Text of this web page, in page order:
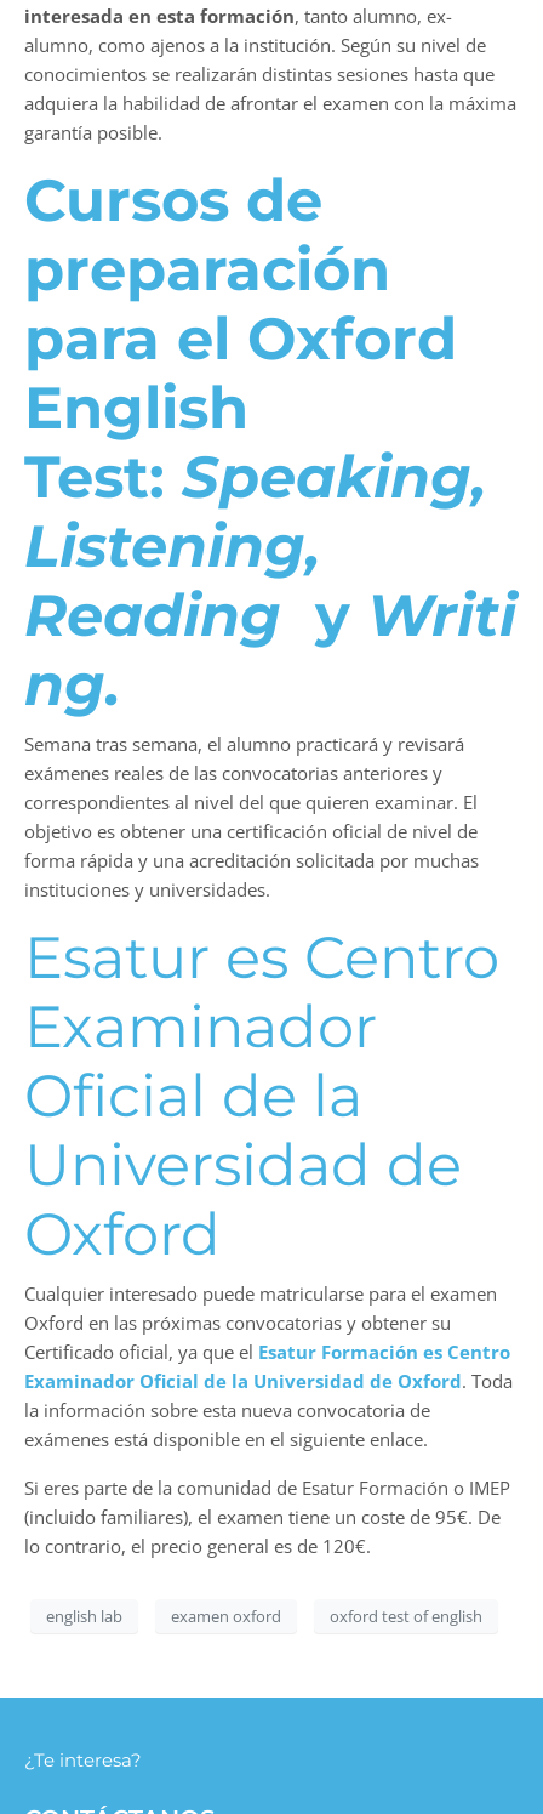
interesada en esta formación, tanto alumno, ex-
alumno, como ajenos a la institución. Según su nivel de
conocimientos se realizarán distintas sesiones hasta que
adquiera la habilidad de afrontar el examen con la máxima
garantía posible.
Cursos de
preparación
para el Oxford
English
Test:Speaking,
Listening,
Reading y Writi
ng.
Semana tras semana, el alumno practicará y revisará
exámenes reales de las convocatorias anteriores y
correspondientes al nivel del que quieren examinar. El
objetivo es obtener una certificación oficial de nivel de
forma rápida y una acreditación solicitada por muchas
instituciones y universidades.
Esatur es Centro
Examinador
Oficial de la
Universidad de
Oxford
Cualquier interesado puede matricularse para el examen
Oxford en las próximas convocatorias y obtener su
Certificado oficial, ya que el Esatur Formación es Centro
Examinador Oficial de la Universidad de Oxford. Toda
la información sobre esta nueva convocatoria de
exámenes está disponible en el siguiente enlace.
Si eres parte de la comunidad de Esatur Formación o IMEP
(incluido familiares), el examen tiene un coste de 95€. De
lo contrario, el precio general es de 120€.
english lab examen oxford oxford test of english
¿Te interesa?